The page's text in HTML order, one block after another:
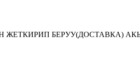
БЕРУУ(ДОСТАВКА)